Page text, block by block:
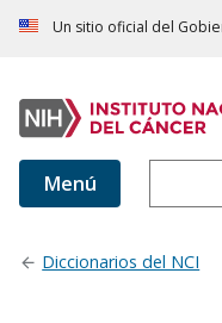
Un sitio oficial del
Menú
Diccionarios del NCI